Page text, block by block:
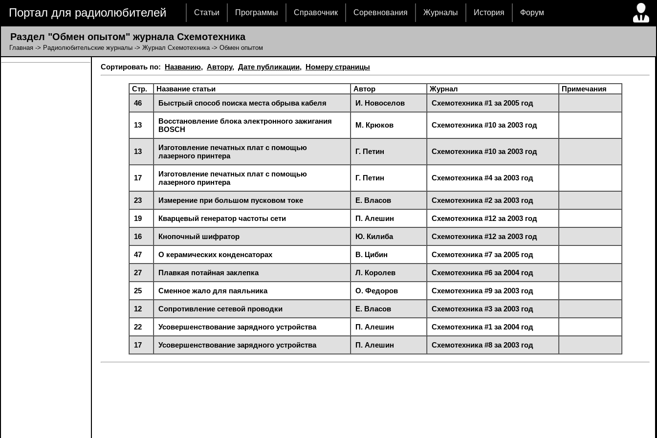
Портал для радиолюбителей Статьи Программы Справочник Соревнования Журналы История Форум
Раздел "Обмен опытом" журнала Схемотехника
Главная -> Радиолюбительские журналы -> Журнал Схемотехника-> Обмен опытом
Сортировать по: Названию, Автору, Дате публикации, Номеру страницы
Стр. Название статьи Автор Журнал
Примечания
46
Быстрый способ поиска места обрыва кабеля И. Новоселов Схемотехника #1 за 2005 год
13
Восстановление блока электронного зажигания
BOSCH
М. Крюков Схемотехника #10 за 2003 год
13
Изготовление печатных плат с помощью
лазерного принтера
Г. Петин Схемотехника #10 за 2003 год
17
Изготовление печатных плат с помощью
лазерного принтера
Г. Петин Схемотехника #4 за 2003 год
23 Измерение при большом пусковом токе Е. Власов Схемотехника #2 за 2003 год
19 Кварцевый генератор частоты сети П. Алешин Схемотехника #12 за 2003 год
16 Кнопочный шифратор Ю. Килиба Схемотехника #12 за 2003 год
47 О керамических конденсаторах В. Цибин Схемотехника #7 за 2005 год
27 Плавкая потайная заклепка Л. Королев Схемотехника #6 за 2004 год
25 Сменное жало для паяльника О. Федоров Схемотехника #9 за 2003 год
12 Сопротивление сетевой проводки Е. Власов Схемотехника #3 за 2003 год
22 Усовершенствование зарядного устройства П. Алешин Схемотехника #1 за 2004 год
17 Усовершенствование зарядного устройства П. Алешин Схемотехника #8 за 2003 год